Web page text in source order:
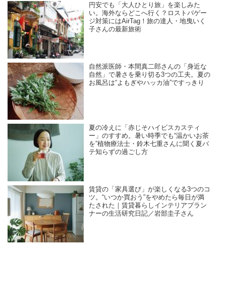
円安でも「大人ひとり旅」を楽しみた
い。海外ならどこへ行く？ロストバゲー
ジ対策にはAirTag！旅の達人・地曳いく
子さんの最新旅術
自然派医師・本間真二郎さんの「身近な
自然」で暑さを乗り切る3つの工夫。夏の
お風呂は“よもぎやハッカ油”ですっきり
夏の冷えに「赤じそハイビスカスティ
ー」のすすめ。暑い時季でも“温かいお茶
を”植物療法士・鈴木七重さんに聞く夏バ
テ知らずの過ごし方
賃貸の「家具選び」が楽しくなる3つのコ
ツ。“いつか買おう”をやめたら毎日が満
たされた｜賃貸暮らしインテリアプラン
ナーの生活研究日記／岩部圭子さん